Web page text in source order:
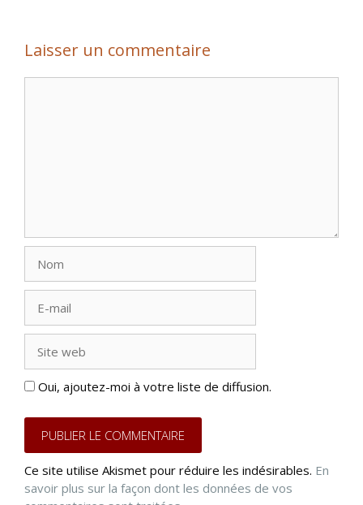
Laisser un commentaire
mail
web
Oui, ajoutez-moi à votre liste de diffusion.
Ce site utilise Akismet pour réduire les indésirables. En
savoir plus sur la façon dont les données de vos